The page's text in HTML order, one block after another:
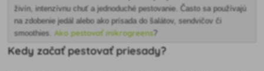
živín, intenzívnu chuť a jednoduché pestovanie. Často sa používajú
na zdobenie jedál alebo ako prísada do šalátov, sendvičov či
smoothies.Ako pestovať mikrogreens?
Kedy začať pestovať priesady?